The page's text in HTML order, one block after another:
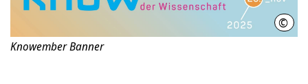
© LHH
Knowember Banner